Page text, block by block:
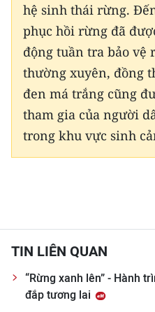
hệ sinh thái rừng.
phục hồi rừng đã
động tuần tra bảo
thường xuyên, đồng
đen má trắng cũng
tham gia của người
trong khu vực sinh
TIN LIÊN QUAN
“Rừng xanh lên” - Hành
đắp tương lai